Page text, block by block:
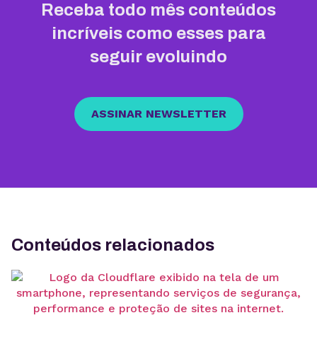
Receba todo mês conteúdos
incríveis como esses para
seguir evoluindo
ASSINAR NEWSLETTER
Conteúdos relacionados